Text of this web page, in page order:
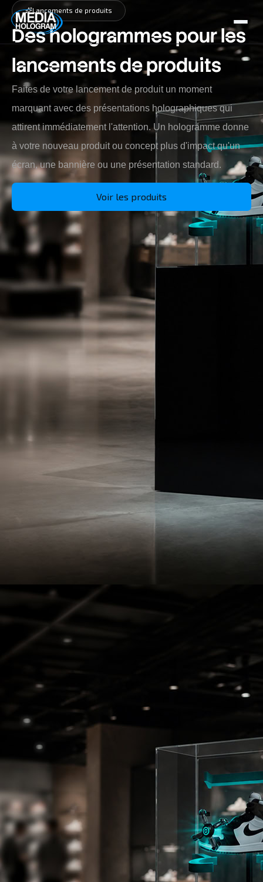
A propos de nous
Produits
Dernières actualités
Offres d'emploi
Contact
NL / BE EN
Lancements de produits
Des hologrammes pour les
lancements de produits
Faites de votre lancement de produit un moment
marquant avec des présentations holographiques qui
attirent immédiatement l'attention. Un hologramme donne
à votre nouveau produit ou concept plus d'impact qu'un
écran, une bannière ou une présentation standard.
Voir les produits